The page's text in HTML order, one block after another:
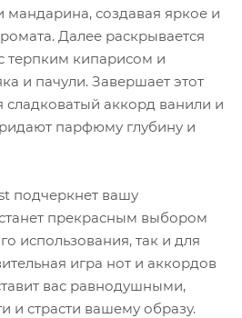
мандарина, создавая яркое и
Далее раскрывается
терпким кипарисом и
и пачули. Завершает этот
аккорд ванили и
парфюму глубину и
подчеркнет вашу
прекрасным выбором
использования, так и для
игра нот и аккордов
вас равнодушными,
и страсти вашему образу.